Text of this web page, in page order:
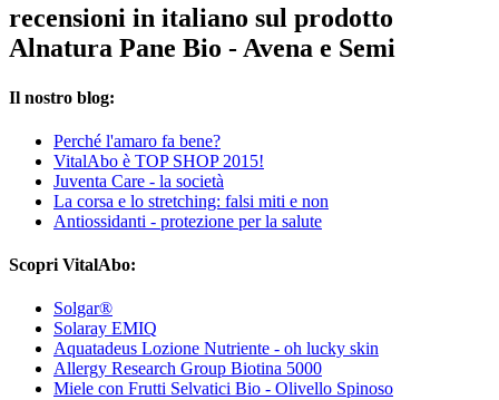
recensioni in italiano sul prodotto
Alnatura Pane Bio - Avena e Semi
Il nostro blog:
Perché l'amaro fa bene?
VitalAbo è TOP SHOP 2015!
Juventa Care - la società
La corsa e lo stretching: falsi miti e non
Antiossidanti - protezione per la salute
Scopri VitalAbo:
Solgar®
Solaray EMIQ
Aquatadeus Lozione Nutriente - oh lucky skin
Allergy Research Group Biotina 5000
Miele con Frutti Selvatici Bio - Olivello Spinoso